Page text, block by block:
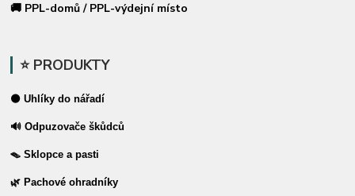
🚚 PPL-domů / PPL-výdejní místo
⭐ PRODUKTY
⚫ Uhlíky do nářadí
🔊 Odpuzovače škůdců
🪤 Sklopce a pasti
🌿 Pachové ohradníky